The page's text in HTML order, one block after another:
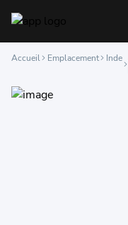
Accueil Emplacement Inde